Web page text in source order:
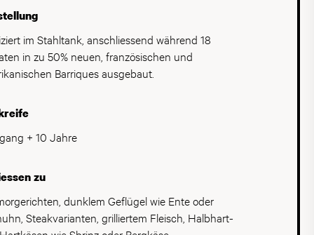
ist voll und ganz in die Umgebung integriert,
für den Ribera del Duero besonders
Gegend, mit einem schlichten und
Design, fernab von jeglichem Prunk, mit
im Stahltank, anschliessend während 18
in zu 50% neuen, französischen und
Barriques ausgebaut.
+ 10 Jahre
zu
dunklem Geflügel wie Ente oder
Steakvarianten, grilliertem Fleisch, Halbhart-